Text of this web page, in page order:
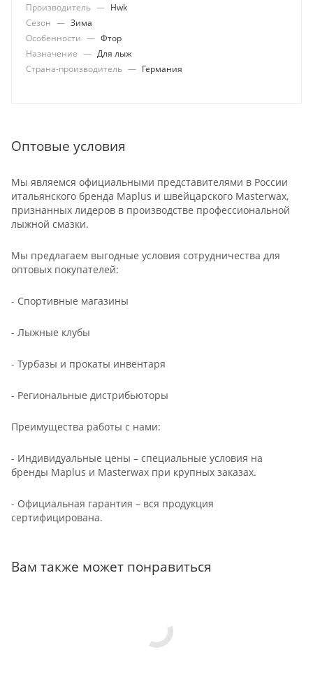
Производитель — Hwk
Сезон — Зима
Особенности — Фтор
Назначение — Для лыж
Страна-производитель — Германия
Оптовые условия
Мы являемся официальными представителями в России
итальянского бренда Maplus и швейцарского Masterwax,
признанных лидеров в производстве профессиональной
лыжной смазки.
Мы предлагаем выгодные условия сотрудничества для
оптовых покупателей:
- Спортивные магазины
- Лыжные клубы
- Турбазы и прокаты инвентаря
- Региональные дистрибьюторы
Преимущества работы с нами:
- Индивидуальные цены – специальные условия на
бренды Maplus и Masterwax при крупных заказах.
- Официальная гарантия – вся продукция
сертифицирована.
Вам также может понравиться